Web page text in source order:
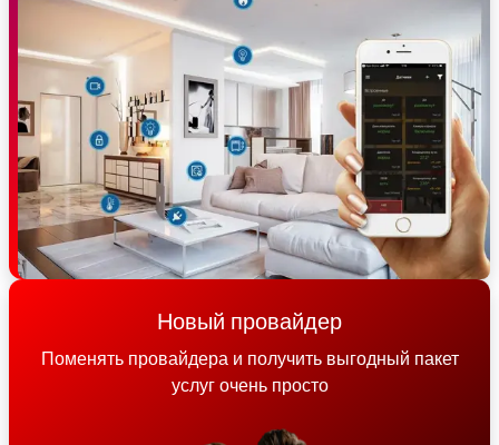
Новый провайдер
Поменять провайдера и получить выгодный пакет
услуг очень просто